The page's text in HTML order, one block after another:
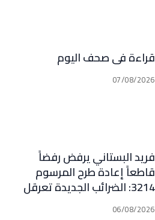
قراءة في صحف اليوم
07/08/2026
فريد البستاني يرفض رفضاً
قاطعاً إعادة طرح المرسوم
3214: الضرائب الجديدة تعرقل
التعافي الاقتصادي وتناقض
06/08/2026